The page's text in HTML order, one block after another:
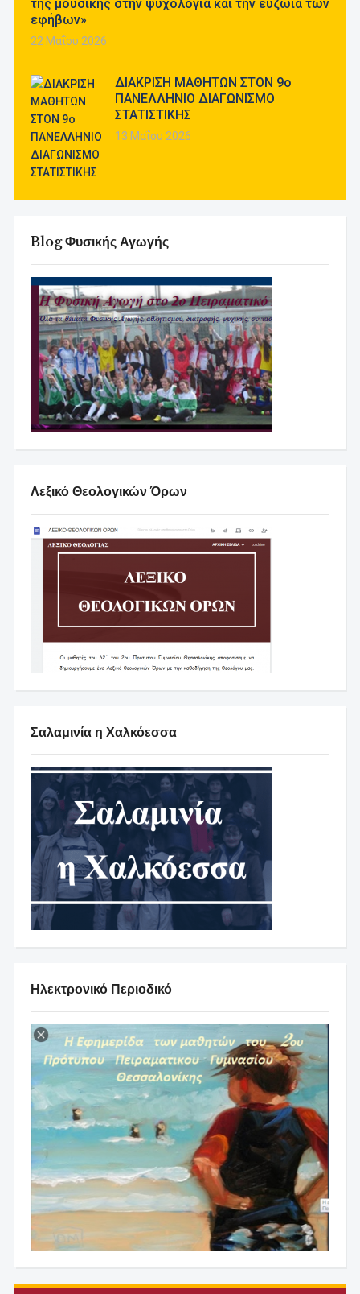
της μουσικής στην ψυχολογία και την ευζωία των
εφήβων»
22 Μαΐου 2026
ΔΙΑΚΡΙΣΗ ΜΑΘΗΤΩΝ ΣΤΟΝ 9ο
ΠΑΝΕΛΛΗΝΙΟ ΔΙΑΓΩΝΙΣΜΟ
ΣΤΑΤΙΣΤΙΚΗΣ
13 Μαΐου 2026
Blog Φυσικής Αγωγής
Λεξικό Θεολογικών Όρων
Σαλαμινία η Χαλκόεσσα
Ηλεκτρονικό Περιοδικό